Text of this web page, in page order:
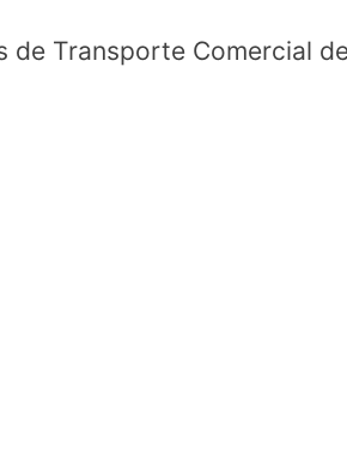
de Transporte Comercial